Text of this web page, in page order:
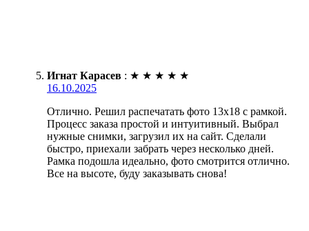
Игнат Карасев : ★ ★ ★ ★ ★
16.10.2025
Отлично. Решил распечатать фото 13х18 с рамкой.
Процесс заказа простой и интуитивный. Выбрал
нужные снимки, загрузил их на сайт. Сделали
быстро, приехали забрать через несколько дней.
Рамка подошла идеально, фото смотрится отлично.
Все на высоте, буду заказывать снова!